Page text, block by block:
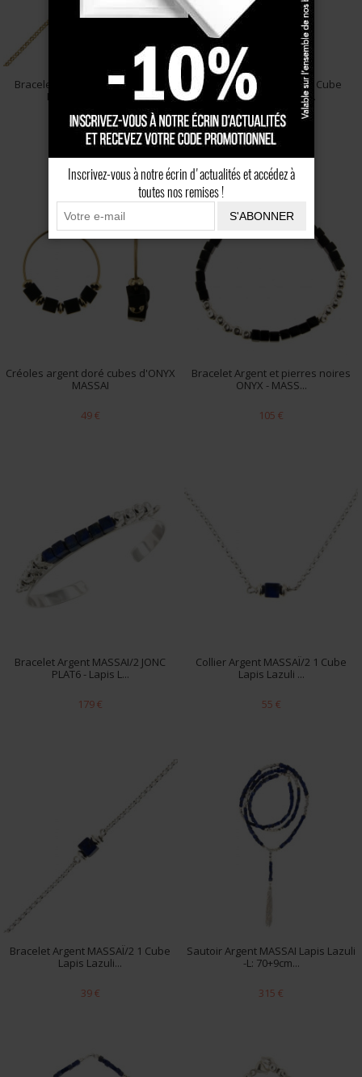
Bracelet Argent MASSAÏ 1 Cube
NACRE_2 Coupel...
45 €
Collier Argent MASSAÏ 1 Cube
NACRE_2 Coupell...
59 €
Créoles argent doré cubes d'ONYX
MASSAI
49 €
Bracelet Argent et pierres noires
ONYX - MASS...
105 €
Bracelet Argent MASSAI/2 JONC
PLAT6 - Lapis L...
179 €
Collier Argent MASSAÏ/2 1 Cube
Lapis Lazuli ...
55 €
Bracelet Argent MASSAÏ/2 1 Cube
Lapis Lazuli...
39 €
Sautoir Argent MASSAI Lapis Lazuli
-L: 70+9cm...
315 €
Inscrivez-vous à notre écrin d'actualités et accédez à
toutes nos remises !
S'ABONNER